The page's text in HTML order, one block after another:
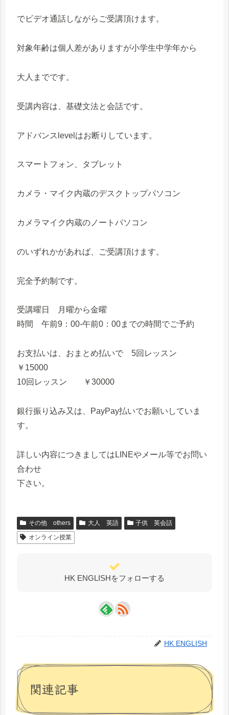
でビデオ通話しながらご受講頂けます。
対象年齢は個人差がありますが小学生中学年から
大人までです。
受講内容は、基礎文法と会話です。
アドバンスlevelはお断りしています。
スマートフォン、タブレット
カメラ・マイク内蔵のデスクトップパソコン
カメラマイク内蔵のノートパソコン
のいずれかがあれば、ご受講頂けます。
完全予約制です。
受講曜日 月曜から金曜
時間 午前9：00-午前0：00までの時間でご予約
お支払いは、おまとめ払いで 5回レッスン
￥15000
10回レッスン ￥30000
銀行振り込み又は、PayPay払いでお願いしていま
す。
詳しい内容につきましてはLINEやメール等でお問い
合わせ
下さい。
その他 others 大人 英語
子供 英会話
オンライン授業
HK ENGLISHをフォローする
HK ENGLISH
関連記事